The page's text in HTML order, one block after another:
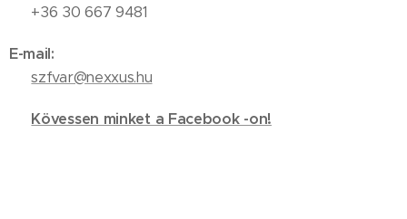
📞 +36 30 667 9481
E-mail:
✉️szfvar@nexxus.hu
Kövessen minket a Facebook -on!